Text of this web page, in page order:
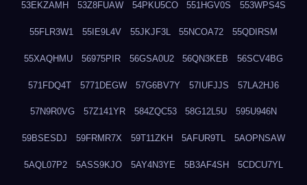
53EKZAMH 53Z8FUAW 54PKU5CO 551HGV0S 553WPS4S
55FLR3W1 55IE9L4V 55JKJF3L 55NCOA72 55QDIRSM
55XAQHMU 56975PIR 56GSA0U2 56QN3KEB 56SCV4BG
571FDQ4T 5771DEGW 57G6BV7Y 57IUFJJS 57LA2HJ6
57N9R0VG 57Z141YR 584ZQC53 58G12L5U 595U946N
59BSESDJ 59FRMR7X 59T11ZKH 5AFUR9TL 5AOPNSAW
5AQL07P2 5ASS9KJO 5AY4N3YE 5B3AF4SH 5CDCU7YL